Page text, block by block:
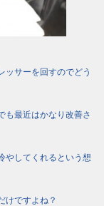
サーを回すのでどう
も最近はかなり改善さ
やしてくれるという想
けですよね？